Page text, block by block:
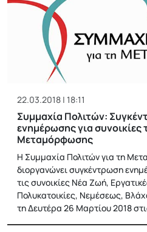
22.03.2018 | 18:11
Συμμαχία Πολιτών:
ενημέρωσης για συνοικίες
Μεταμόρφωσης
Η Συμμαχία Πολιτών για τη
διοργανώνει συγκέντρωση
τις συνοικίες Νέα Ζωή,
Πολυκατοικίες, Νεμέσεως,
τη Δευτέρα 26 Μαρτίου 2018